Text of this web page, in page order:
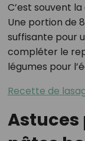
C’est souvent
Une portion de
suffisante pour
compléter le
légumes pour
Recette de
Astuces